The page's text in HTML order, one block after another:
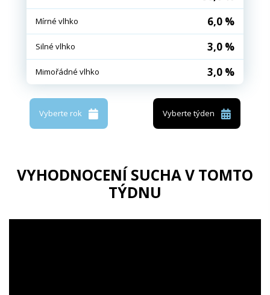
Mírné vlhko 6,0 %
Silné vlhko 3,0 %
Mimořádné vlhko 3,0 %
Vyberte rok Vyberte týden
VYHODNOCENÍ SUCHA V TOMTO
TÝDNU